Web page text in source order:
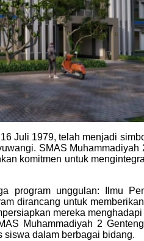
Juli 1979, telah menjadi
SMAS Muhammadiyah
komitmen untuk
program unggulan: Ilmu
dirancang untuk
mereka
Muhammadiyah 2
siswa dalam berbagai bidang.